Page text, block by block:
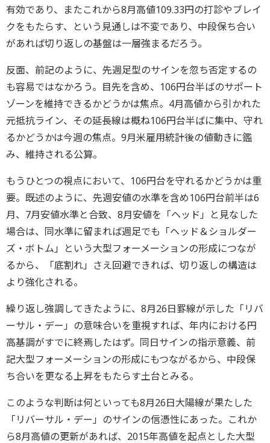
有効であり、またこれから8月高値109.33円の打診やブレイ
クをもたらす、という見通しは不変であり、中段保ち合い
があれば切り返しの基盤は一層強まるだろう。
反面、前記のように、先週足型のサインを忽ち否定するの
も容易ではなかろう。目先を含め、106円台半ばのサポート
ゾーンを維持できるかどうかは焦点。4月高値から引かれた
元抵抗ライン、その延長線は概ね106円台半ばに集中、守れ
るかどうかは今週の焦点。9月米雇用統計後の値動きに鑑
み、維持される公算。
もうひとつの視点において、106円台を守れるかどうかは重
要。既述のように、先週安値の水準を含め106円台前半は6
月、7月安値水準と合致、8月安値を「ヘッド」と見なした
場合は、同水準に留まれば週足でも「ヘッド＆ショルダー
ズ・ボトム」という大型フォーメーションの形成につなが
るから、「底割れ」さえ回避できれば、切り返しの構造は
より強化される。
繰り返し強調してきたように、8月26日罫線が示した「リバ
ーサル・デー」の意味合いを重視すれば、年内における円
高基調がすでに終焉したはず。同日サインの指示意義、前
記大型フォーメーションの形成にもつながるから、中段保
ち合いを更なる上昇をもたらす土台とみる。
このような判断は何といっても8月26日大陽線が果たした
「リバーサル・デー」のサインの信憑性にあった。これか
ら8月高値の更新があれば、2015年高値を起点とした大型